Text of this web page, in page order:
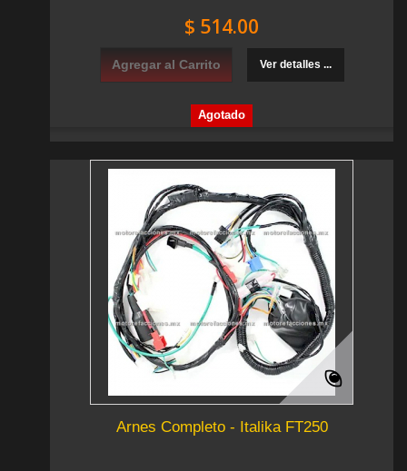
$ 514.00
Agregar al Carrito Ver detalles ...
Agotado
Arnes Completo - Italika FT250